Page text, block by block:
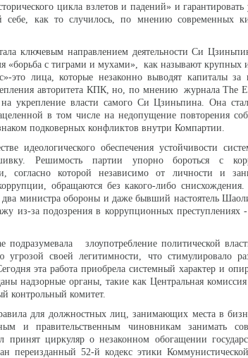
цикла взлетов и падений» и гарантировать
как то случилось, по мнению современных
ключевым направлением деятельности Си
«борьба с тиграми и мухами», как называют крупных
это лица, которые незаконно выводят капиталы за
авторитета КПК, но, по мнению журнала The
укрепление власти самого Си Цзиньпина. Она
в том числе на недопущение повторения
подковерных конфликтов внутри Компартии.
идеологического обеспечения устойчивости
Решимость партии упорно бороться с
согласно которой независимо от личности и
обращаются без какого-либо
два министра обороны и даже бывший настоятель
из-за подозрения в коррупционных преступлениях
подразумевала злоупотребление политической
своей легитимности, что стимулировало
эта работа приобрела системный характер и
надзорные органы, такие как Центральная
контрольный комитет.
для должностных лиц, занимающих места в
и правительственным чиновникам занимать
циркуляр о незаконном обогащении
переизданный 52-й кодекс этики